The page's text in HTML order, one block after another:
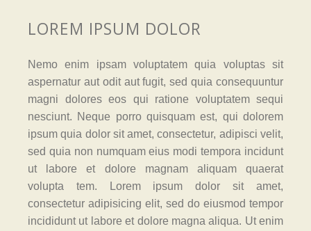
LOREM IPSUM DOLOR
Nemo enim ipsam voluptatem quia voluptas sit
aspernatur aut odit aut fugit, sed quia consequuntur
magni dolores eos qui ratione voluptatem sequi
nesciunt. Neque porro quisquam est, qui dolorem
ipsum quia dolor sit amet, consectetur, adipisci velit,
sed quia non numquam eius modi tempora incidunt
ut labore et dolore magnam aliquam quaerat
volupta tem. Lorem ipsum dolor sit amet,
consectetur adipisicing elit, sed do eiusmod tempor
incididunt ut labore et dolore magna aliqua. Ut enim